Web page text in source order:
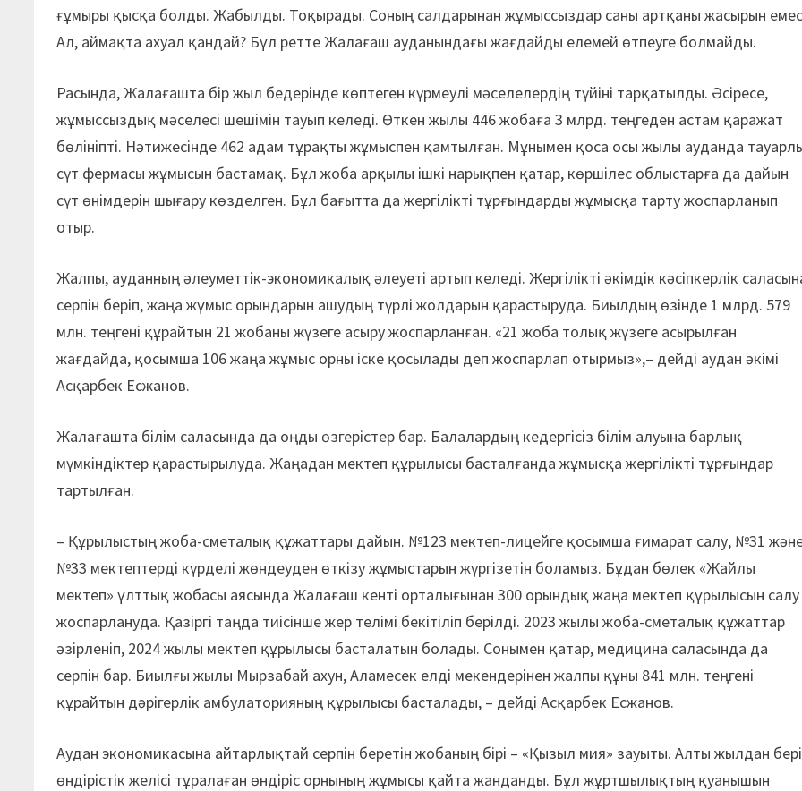
ғұмыры қысқа болды. Жабылды. Тоқырады. Соның салдарынан жұмыссыздар саны артқаны жасырын
Ал, аймақта ахуал қандай? Бұл ретте Жалағаш ауданындағы жағдайды елемей өтпеуге болмайды.
Расында, Жалағашта бір жыл бедерінде көптеген күрмеулі мәселелердің түйіні тарқатылды. Әсіресе,
жұмыссыздық мәселесі шешімін тауып келеді. Өткен жылы 446 жобаға 3 млрд. теңгеден астам қаражат
бөлініпті. Нәтижесінде 462 адам тұрақты жұмыспен қамтылған. Мұнымен қоса осы жылы ауданда
сүт фермасы жұмысын бастамақ. Бұл жоба арқылы ішкі нарықпен қатар, көршілес облыстарға да дайын
сүт өнімдерін шығару көзделген. Бұл бағытта да жергілікті тұрғындарды жұмысқа тарту жоспарланып
отыр.
Жалпы, ауданның әлеуметтік-экономикалық әлеуеті артып келеді. Жергілікті әкімдік кәсіпкерлік
серпін беріп, жаңа жұмыс орындарын ашудың түрлі жолдарын қарастыруда. Биылдың өзінде 1 млрд. 579
млн. теңгені құрайтын 21 жобаны жүзеге асыру жоспарланған. «21 жоба толық жүзеге асырылған
жағдайда, қосымша 106 жаңа жұмыс орны іске қосылады деп жоспарлап отырмыз»,– дейді аудан әкімі
Асқарбек Есжанов.
Жалағашта білім саласында да оңды өзгерістер бар. Балалардың кедергісіз білім алуына барлық
мүмкіндіктер қарастырылуда. Жаңадан мектеп құрылысы басталғанда жұмысқа жергілікті тұрғындар
тартылған.
– Құрылыстың жоба-сметалық құжаттары дайын. №123 мектеп-лицейге қосымша ғимарат салу, №31
№33 мектептерді күрделі жөндеуден өткізу жұмыстарын жүргізетін боламыз. Бұдан бөлек «Жайлы
мектеп» ұлттық жобасы аясында Жалағаш кенті орталығынан 300 орындық жаңа мектеп құрылысын салу
жоспарлануда. Қазіргі таңда тиісінше жер телімі бекітіліп берілді. 2023 жылы жоба-сметалық құжаттар
әзірленіп, 2024 жылы мектеп құрылысы басталатын болады. Сонымен қатар, медицина саласында да
серпін бар. Биылғы жылы Мырзабай ахун, Аламесек елді мекендерінен жалпы құны 841 млн. теңгені
құрайтын дәрігерлік амбулаторияның құрылысы басталады, – дейді Асқарбек Есжанов.
Аудан экономикасына айтарлықтай серпін беретін жобаның бірі – «Қызыл мия» зауыты. Алты жылдан бері
өндірістік желісі тұралаған өндіріс орнының жұмысы қайта жанданды. Бұл жұртшылықтың қуанышын